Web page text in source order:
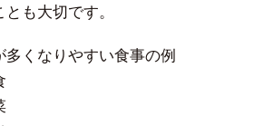
とも大切です。
多くなりやすい食事の例